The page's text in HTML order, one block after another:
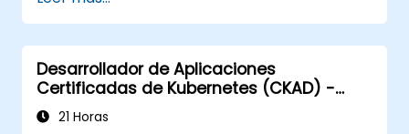
Desarrollador de Aplicaciones
Certificadas de Kubernetes (CKAD) -
preparación para el examen
21 Horas